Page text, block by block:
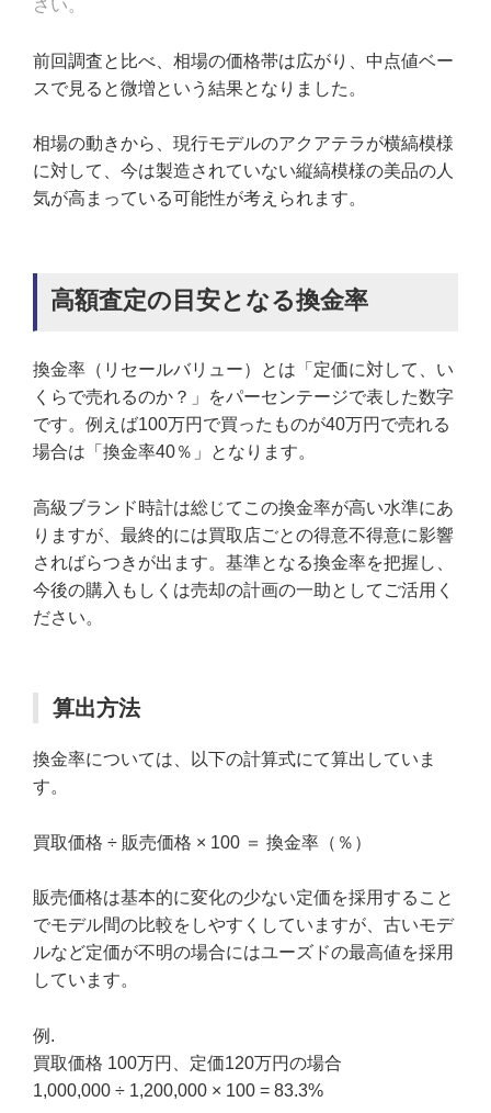
さい。
前回調査と比べ、相場の価格帯は広がり、中点値ベー
スで見ると微増という結果となりました。
相場の動きから、現行モデルのアクアテラが横縞模様
に対して、今は製造されていない縦縞模様の美品の人
気が高まっている可能性が考えられます。
高額査定の目安となる換金率
換金率（リセールバリュー）とは「定価に対して、い
くらで売れるのか？」をパーセンテージで表した数字
です。例えば100万円で買ったものが40万円で売れる
場合は「換金率40％」となります。
高級ブランド時計は総じてこの換金率が高い水準にあ
りますが、最終的には買取店ごとの得意不得意に影響
さればらつきが出ます。基準となる換金率を把握し、
今後の購入もしくは売却の計画の一助としてご活用く
ださい。
算出方法
換金率については、以下の計算式にて算出していま
す。
買取価格 ÷ 販売価格 × 100 ＝ 換金率（％）
販売価格は基本的に変化の少ない定価を採用すること
でモデル間の比較をしやすくしていますが、古いモデ
ルなど定価が不明の場合にはユーズドの最高値を採用
しています。
例.
買取価格 100万円、定価120万円の場合
1,000,000 ÷ 1,200,000 × 100 = 83.3%